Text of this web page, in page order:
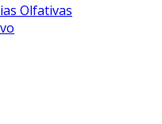
Olfativas